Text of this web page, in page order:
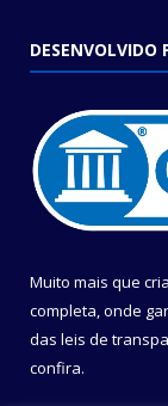
DESENVOLVIDO
Muito mais que
completa, onde
das leis de
confira.